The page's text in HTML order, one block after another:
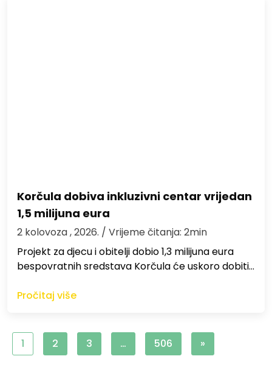
Korčula dobiva inkluzivni centar vrijedan
1,5 milijuna eura
2 kolovoza , 2026. / Vrijeme čitanja: 2min
Projekt za djecu i obitelji dobio 1,3 milijuna eura
bespovratnih sredstava Korčula će uskoro dobiti…
Pročitaj više
1 2 3 … 506 »